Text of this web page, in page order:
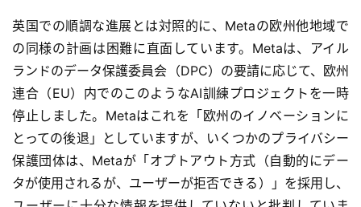
ク
ラ
ウ
ド
導
入
3
英国での順調な進展とは対照的に、Metaの欧州他地域で
の同様の計画は困難に直面しています。Metaは、アイル
ランドのデータ保護委員会（DPC）の要請に応じて、欧州
連合（EU）内でのこのようなAI訓練プロジェクトを一時
停止しました。Metaはこれを「欧州のイノベーションに
とっての後退」としていますが、いくつかのプライバシー
保護団体は、Metaが「オプトアウト方式（自動的にデー
タが使用されるが、ユーザーが拒否できる）」を採用し、